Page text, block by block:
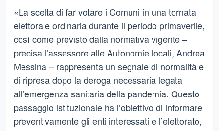
«La scelta di far votare i Comuni in una tornata
elettorale ordinaria durante il periodo primaverile,
così come previsto dalla normativa vigente –
precisa l’assessore alle Autonomie locali, Andrea
Messina – rappresenta un segnale di normalità e
di ripresa dopo la deroga necessaria legata
all’emergenza sanitaria della pandemia. Questo
passaggio istituzionale ha l’obiettivo di informare
preventivamente gli enti interessati e l’elettorato,